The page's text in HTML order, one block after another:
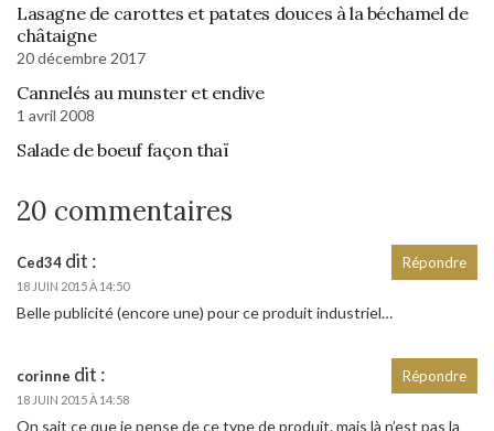
Lasagne de carottes et patates douces à la béchamel de
châtaigne
20 décembre 2017
Cannelés au munster et endive
1 avril 2008
Salade de boeuf façon thaï
20 commentaires
Ced34 dit :
18 JUIN 2015 À 14:50
Belle publicité (encore une) pour ce produit industriel…
Répondre
corinne dit :
18 JUIN 2015 À 14:58
On sait ce que je pense de ce type de produit. mais là n’est pas la
Répondre